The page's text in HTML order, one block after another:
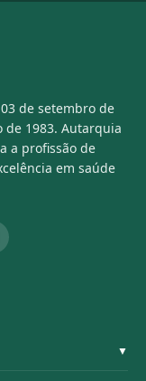
de setembro de
de 1983. Autarquia
a profissão de
em saúde
▼